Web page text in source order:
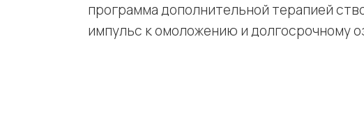
программа дополнительной терапией
импульс к омоложению и долгосрочному